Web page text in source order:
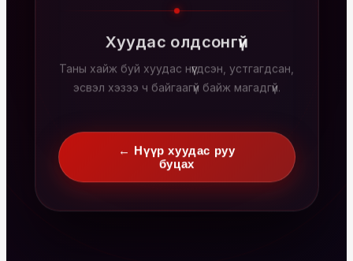
Хуудас олдсонгүй
Таны хайж буй хуудас нүүгдсэн, устгагдсан,
эсвэл хэзээ ч байгаагүй байж магадгүй.
← Нүүр хуудас руу
буцах